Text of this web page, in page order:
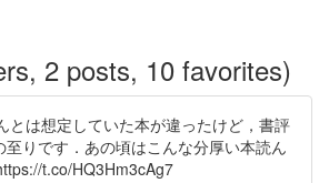
2 posts, 10 favorites)
とは想定していた本が違ったけど，書評
りです．あの頃はこんな分厚い本読ん
t.co/HQ3Hm3cAg7